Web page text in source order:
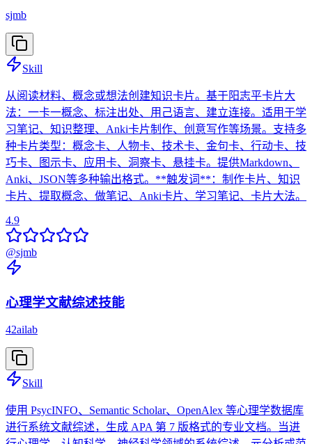
sjmb
Skill
从阅读材料、概念或想法创建知识卡片。基于阳志平卡片大
法：一卡一概念、标注出处、用己语言、建立连接。适用于学
习笔记、知识整理、Anki卡片制作、创意写作等场景。支持多
种卡片类型：概念卡、人物卡、技术卡、金句卡、行动卡、技
巧卡、图示卡、应用卡、洞察卡、悬挂卡。提供Markdown、
Anki、JSON等多种输出格式。**触发词**：制作卡片、知识
卡片、提取概念、做笔记、Anki卡片、学习笔记、卡片大法。
4.9
@sjmb
心理学文献综述技能
42ailab
Skill
使用 PsycINFO、Semantic Scholar、OpenAlex 等心理学数据库
进行系统文献综述，生成 APA 第 7 版格式的专业文档。当进